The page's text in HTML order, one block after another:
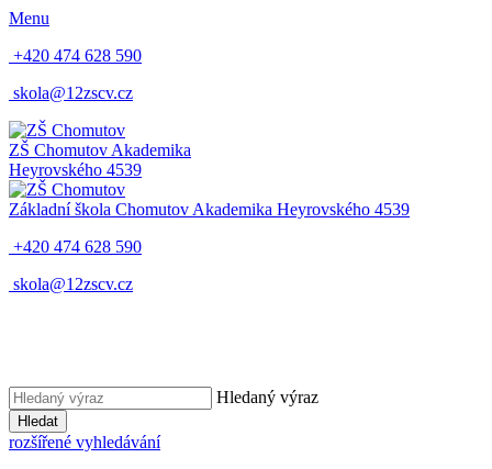
Menu
+420 474 628 590
skola@12zscv.cz
ZŠ Chomutov Akademika
Heyrovského 4539
Základní škola Chomutov Akademika Heyrovského 4539
+420 474 628 590
skola@12zscv.cz
Hledaný výraz
Hledat
rozšířené vyhledávání